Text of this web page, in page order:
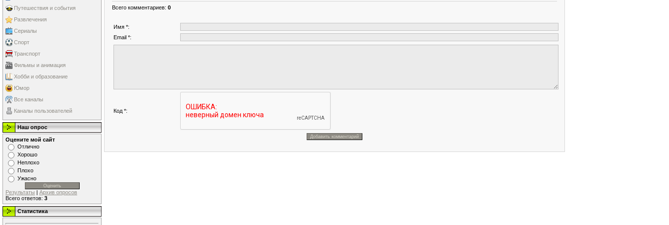
Путешествия и события
Развлечения
Сериалы
Спорт
Транспорт
Фильмы и анимация
Хобби и образование
Юмор
Все каналы
Каналы пользователей
Наш опрос
Оцените мой сайт
Отлично
Хорошо
Неплохо
Плохо
Ужасно
Результаты | Архив опросов
Всего ответов: 3
Статистика
Всего комментариев: 0
Имя *:
Email *:
Код *: